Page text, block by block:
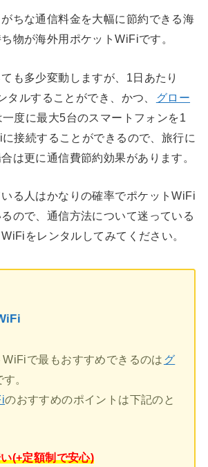
ちな通信料金を大幅に節約できる海
物が海外用ポケットWiFiです。
も多少変動しますが、1日あたり
タルすることができ、かつ、
グロー
度に最大5台のスマートフォンを1
接続することができるので、旅行に
は更に通信費節約効果があります。
る人はかなりの確率でポケットWiFi
ので、通信方法について迷っている
をレンタルしてみてください。
で最もおすすめできるのは グ
す。
のおすすめのポイントは下記のと
(+定額制で安心)